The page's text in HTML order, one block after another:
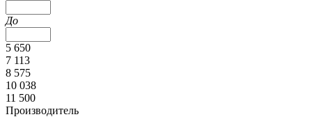
До
5 650
7 113
8 575
10 038
11 500
Производитель